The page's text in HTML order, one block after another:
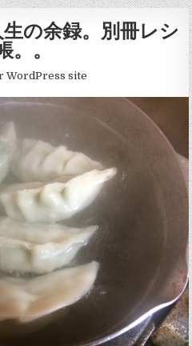
の余録。別冊レシ
。。
WordPress site